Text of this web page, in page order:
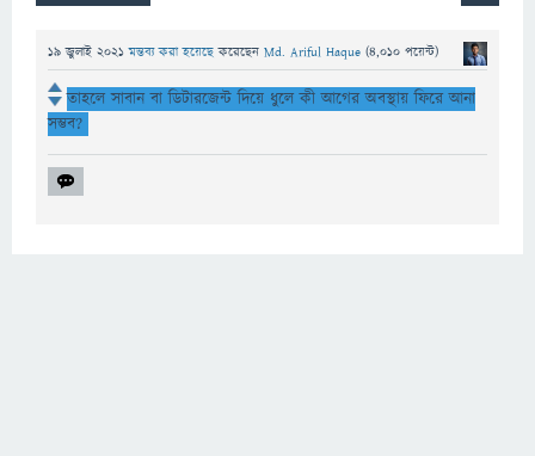
19 জুলাই 2021 মন্তব্য করা হয়েছেকরেছেন Md. Ariful Haque (4,010 পয়েন্ট)
তাহলে সাবান বা ডিটারজেন্ট দিয়ে ধুলে কী আগের অবস্থায় ফিরে আনা
সম্ভব?